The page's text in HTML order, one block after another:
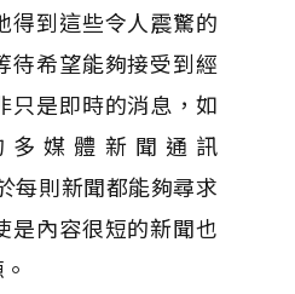
得到這些令人震驚的
待希望能夠接受到經
只是即時的消息，如
多媒體新聞通訊
每則新聞都能夠尋求
是內容很短的新聞也